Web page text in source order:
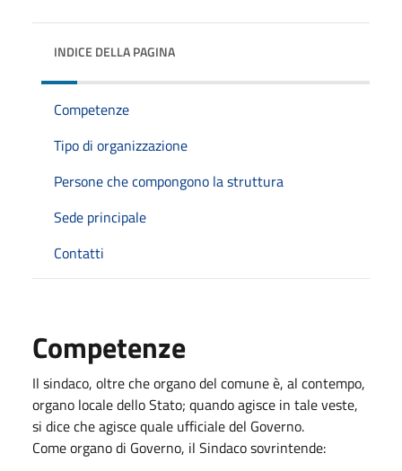
INDICE DELLA PAGINA
Competenze
Tipo di organizzazione
Persone che compongono la struttura
Sede principale
Contatti
Competenze
Il sindaco, oltre che organo del comune è, al contempo,
organo locale dello Stato; quando agisce in tale veste,
si dice che agisce quale ufficiale del Governo.
Come organo di Governo, il Sindaco sovrintende: